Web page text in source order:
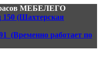
МЕБЕЛЕГО
(Шахтерская
(Временно работает по